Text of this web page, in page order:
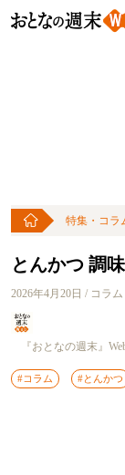
特集・コラ
とんかつ 調
2026年4月20日 / コラム
『おとなの週末』
#コラム #とんかつ